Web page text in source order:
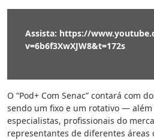
Assista: https://
v=6b6f3XwXJW8&t=172s
O “Pod+ Com Senac” contará com
sendo um fixo e um rotativo — além
especialistas, profissionais do
representantes de diferentes áreas